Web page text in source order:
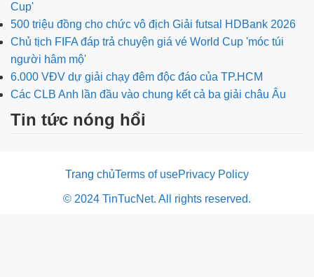
Cup'
500 triệu đồng cho chức vô địch Giải futsal HDBank 2026
Chủ tịch FIFA đáp trả chuyện giá vé World Cup 'móc túi
người hâm mộ'
6.000 VĐV dự giải chạy đêm độc đáo của TP.HCM
Các CLB Anh lần đầu vào chung kết cả ba giải châu Âu
Tin tức nóng hổi
Trang chủTerms of usePrivacy Policy
© 2024 TinTucNet. All rights reserved.